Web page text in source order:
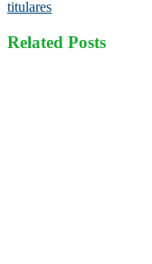
titulares
Related Posts